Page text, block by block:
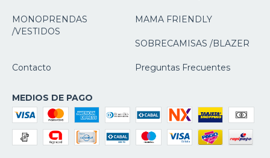
MONOPRENDAS
/VESTIDOS
MAMA FRIENDLY
SOBRECAMISAS /BLAZER
Contacto Preguntas Frecuentes
MEDIOS DE PAGO